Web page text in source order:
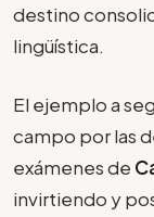
destino
lingüística.
El ejemplo a
campo por las
exámenes de
invirtiendo y